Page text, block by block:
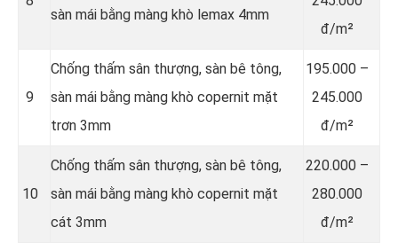
sàn mái bằng màng khò lemax 4mm
đ/m²
9
Chống thấm sân thượng, sàn bê tông,
sàn mái bằng màng khò copernit mặt
trơn 3mm
195.000 –
245.000
đ/m²
10
Chống thấm sân thượng, sàn bê tông,
sàn mái bằng màng khò copernit mặt
cát 3mm
220.000 –
280.000
đ/m²